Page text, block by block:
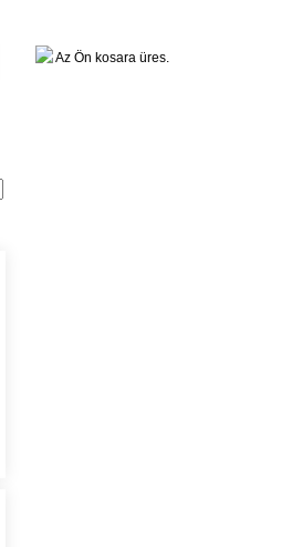
Az Ön kosara üres.